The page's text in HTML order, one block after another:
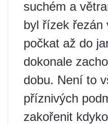
suchém a
byl řízek řezán
počkat až do
dokonale
dobu. Není to
příznivých
zakořenit